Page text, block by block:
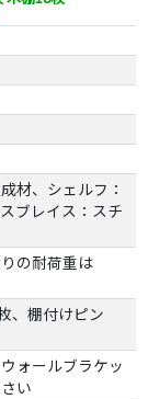
材、シェルフ：
ブレイス：スチ
の耐荷重は
、棚付けピン
ォールブラケッ
い